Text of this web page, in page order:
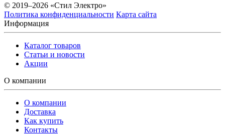
© 2019–2026 «Стил Электро»
Политика конфиденциальности Карта сайта
Информация
Каталог товаров
Статьи и новости
Акции
О компании
О компании
Доставка
Как купить
Контакты